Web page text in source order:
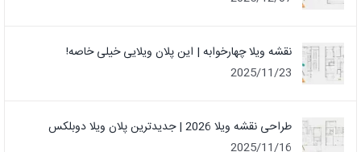
نقشه ویلا چهارخوابه | این پلان ویلایی خیلی خاصه!
2025/11/23
طراحی نقشه ویلا 2026 | جدیدترین پلان ویلا دوبلکس
2025/11/16